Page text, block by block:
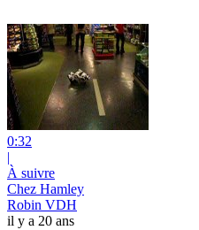
0:32
|
À suivre
Chez Hamley
Robin VDH
il y a 20 ans